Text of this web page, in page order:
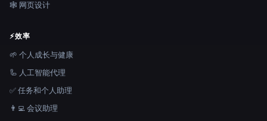
🕸 网页设计
⚡效率
🌱 个人成长与健康
🦾 人工智能代理
✅ 任务和个人助理
👨‍💻 会议助理